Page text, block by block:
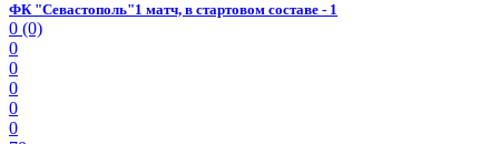
ФК "Севастополь"1 матч, в стартовом составе - 1
0 (0)
0
0
0
0
0